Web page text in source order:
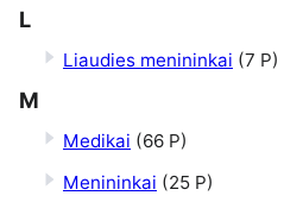
L
Liaudies menininkai (7 P)
M
Medikai (66 P)
Menininkai (25 P)